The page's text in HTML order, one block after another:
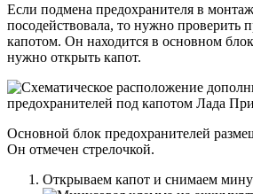
Если подмена предохранителя в
посодействовала, то нужно проверить
капотом. Он находится в основном
нужно открыть капот.
Основной блок предохранителей
Он отмечен стрелочкой.
Открываем капот и снимаем